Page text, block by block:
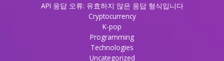
API 응답 오류: 유효하지 않은 응답 형식입니다
Cryptocurrency
K-pop
Programming
Technologies
Uncategorized